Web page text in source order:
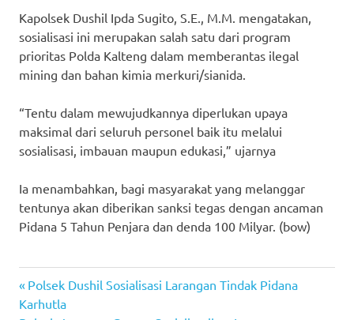
Kapolsek Dushil Ipda Sugito, S.E., M.M. mengatakan,
sosialisasi ini merupakan salah satu dari program
prioritas Polda Kalteng dalam memberantas ilegal
mining dan bahan kimia merkuri/sianida.
“Tentu dalam mewujudkannya diperlukan upaya
maksimal dari seluruh personel baik itu melalui
sosialisasi, imbauan maupun edukasi,” ujarnya
Ia menambahkan, bagi masyarakat yang melanggar
tentunya akan diberikan sanksi tegas dengan ancaman
Pidana 5 Tahun Penjara dan denda 100 Milyar. (bow)
Post
Previous
Post:
Polsek Dushil Sosialisasi Larangan Tindak Pidana
Karhutla